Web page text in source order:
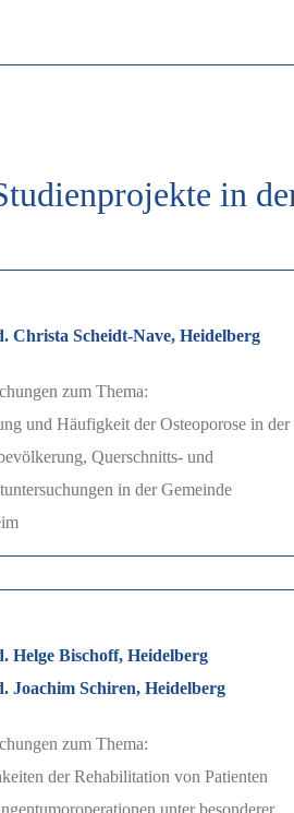
in
Christa Scheidt-Nave, Heidelberg
zum Thema:
und Häufigkeit der Osteoporose in der
Querschnitts- und
in der Gemeinde
Helge Bischoff, Heidelberg
Joachim Schiren, Heidelberg
zum Thema:
der Rehabilitation von Patienten
unter besonderer